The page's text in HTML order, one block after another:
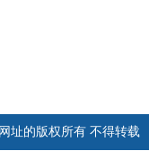
址的版权所有 不得转载